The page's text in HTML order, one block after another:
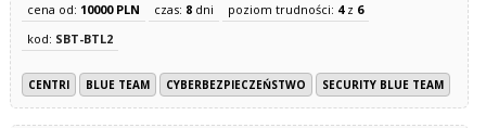
cena od: 10000 PLN czas: 8dni poziom trudności: 4z 6
kod: SBT-BTL2
CENTRI BLUE TEAM CYBERBEZPIECZEŃSTWO SECURITY BLUE TEAM